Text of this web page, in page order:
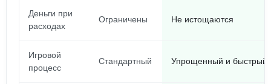
Деньги при
расходах
Ограничены Не истощаются
Игровой
процесс
Стандартный Упрощенный и быстрый